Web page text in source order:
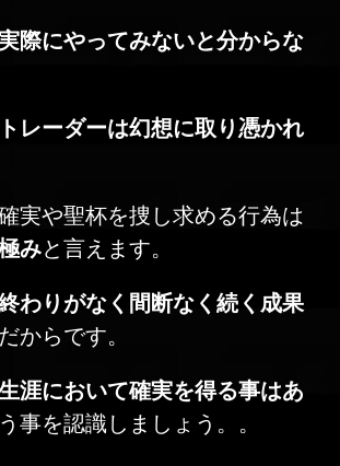
際にやってみないと分からな
レーダーは幻想に取り憑かれ
実や聖杯を捜し求める行為は
みと言えます。
わりがなく間断なく続く成果
だからです。
涯において確実を得る事はあ
事を認識しましょう。。